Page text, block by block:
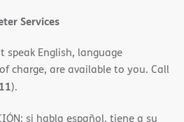
Services
speak English, language
charge, are available to you. Call
).
si habla español, tiene a su